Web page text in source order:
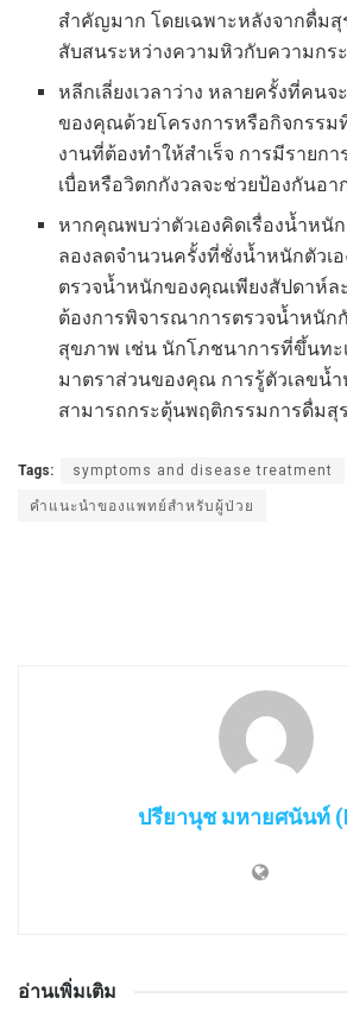
สำคัญมาก โดยเฉพาะหลังจากดื่มสุ
สับสนระหว่างความหิวกับความกร
หลีกเลี่ยงเวลาว่าง หลายครั้งที่คนจ
ของคุณด้วยโครงการหรือกิจกรร
งานที่ต้องทำให้สำเร็จ การมีรายก
เบื่อหรือวิตกกังวลจะช่วยป้องกันอา
หากคุณพบว่าตัวเองคิดเรื่องน้ำหนั
ลองลดจำนวนครั้งที่ชั่งน้ำหนักตัวเ
ตรวจน้ำหนักของคุณเพียงสัปดาห์ล
ต้องการพิจารณาการตรวจน้ำหนัก
สุขภาพ เช่น นักโภชนาการที่ขึ้นทะ
มาตราส่วนของคุณ การรู้ตัวเลขน้ำ
สามารถกระตุ้นพฤติกรรมการดื่มสุ
Tags: symptoms and disease treatment
คำแนะนำของแพทย์สำหรับผู้ป่วย
ปรียานุช มหายศนันท์
อ่านเพิ่มเติม